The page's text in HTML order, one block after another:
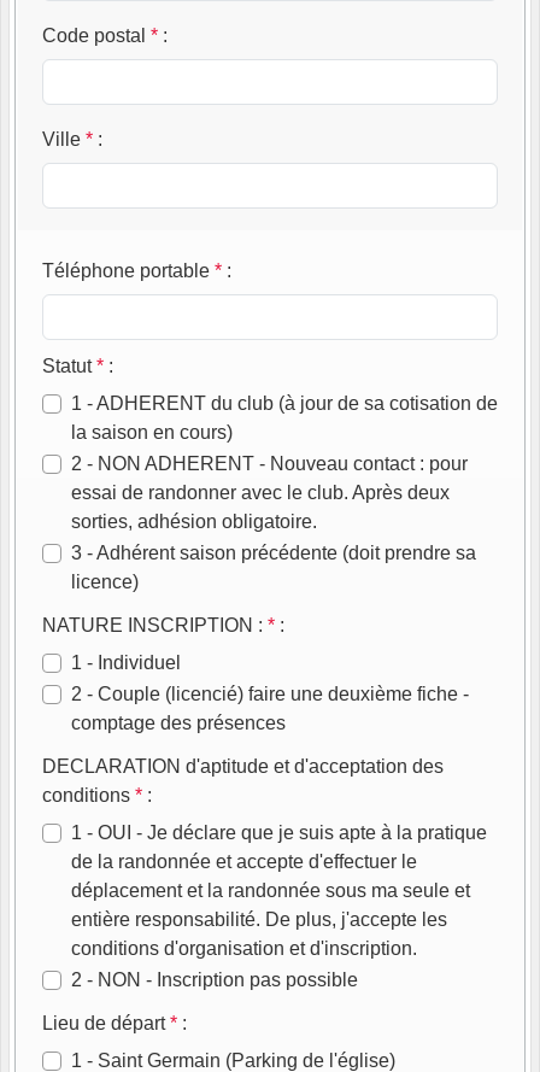
Code postal * :
Ville * :
Téléphone portable * :
Statut* :
1 - ADHERENT du club (à jour de sa cotisation de
la saison en cours)
2 - NON ADHERENT - Nouveau contact : pour
essai de randonner avec le club. Après deux
sorties, adhésion obligatoire.
3 - Adhérent saison précédente (doit prendre sa
licence)
NATURE INSCRIPTION : * :
1 - Individuel
2 - Couple (licencié) faire une deuxième fiche -
comptage des présences
DECLARATION d'aptitude et d'acceptation des
conditions * :
1 - OUI - Je déclare que je suis apte à la pratique
de la randonnée et accepte d'effectuer le
déplacement et la randonnée sous ma seule et
entière responsabilité. De plus, j'accepte les
conditions d'organisation et d'inscription.
2 - NON - Inscription pas possible
Lieu de départ* :
1 - Saint Germain (Parking de l'église)